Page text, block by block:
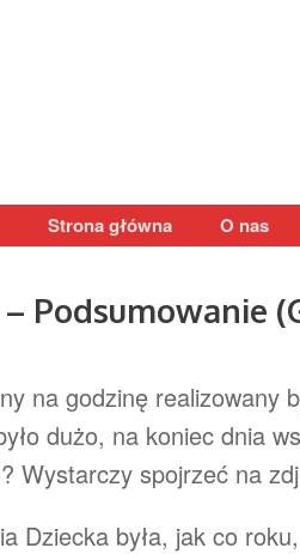
Strona główna O nas
Podsumowanie
na godzinę realizowany
dużo, na koniec dnia
Wystarczy spojrzeć na
Dziecka była, jak co